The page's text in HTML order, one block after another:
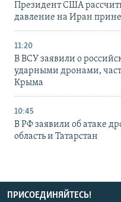
Президент США
давление на Иран
11:20
В ВСУ заявили о
ударными дронами,
Крыма
10:45
В РФ заявили об атаке
область и Татарстан
ПРИСОЕДИНЯЙТЕСЬ!